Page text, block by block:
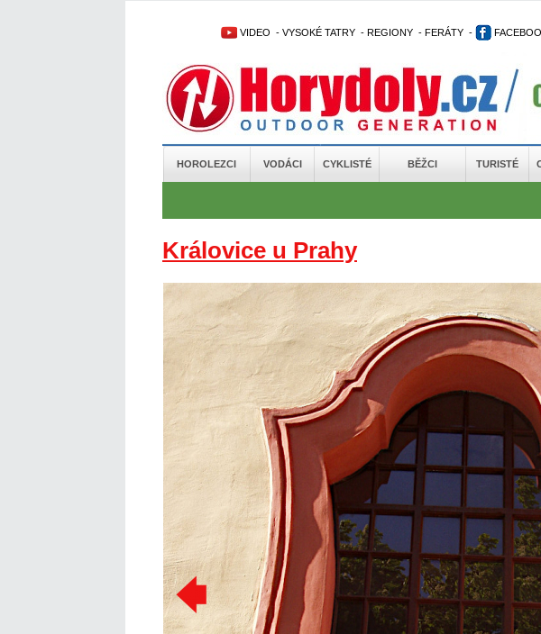
VIDEO - VYSOKÉ TATRY - REGIONY - FERÁTY -
HOROLEZCI VODÁCI CYKLISTÉ BĚŽCI TURISTÉ
Královice u Prahy